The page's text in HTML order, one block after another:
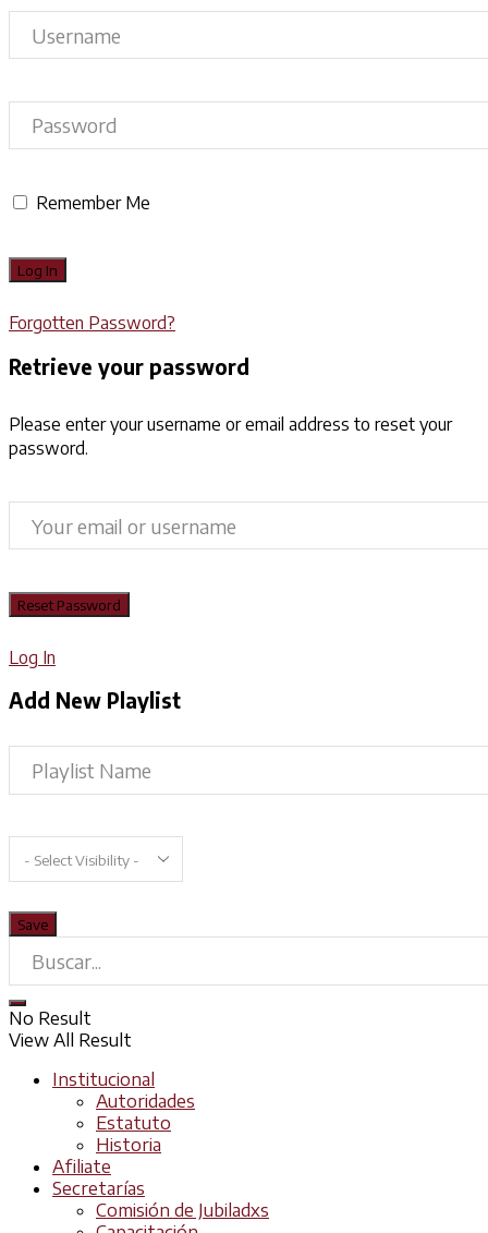
Remember Me
Forgotten Password?
Retrieve your password
Please enter your username or email address to reset your
password.
Log In
Add New Playlist
No Result
View All Result
Institucional
Autoridades
Estatuto
Historia
Afiliate
Secretarías
Comisión de Jubiladxs